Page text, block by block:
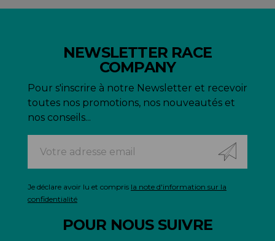
NEWSLETTER RACE
COMPANY
Pour s'inscrire à notre Newsletter et recevoir
toutes nos promotions, nos nouveautés et
nos conseils...
Je déclare avoir lu et compris la note d'information sur la
confidentialité
POUR NOUS SUIVRE